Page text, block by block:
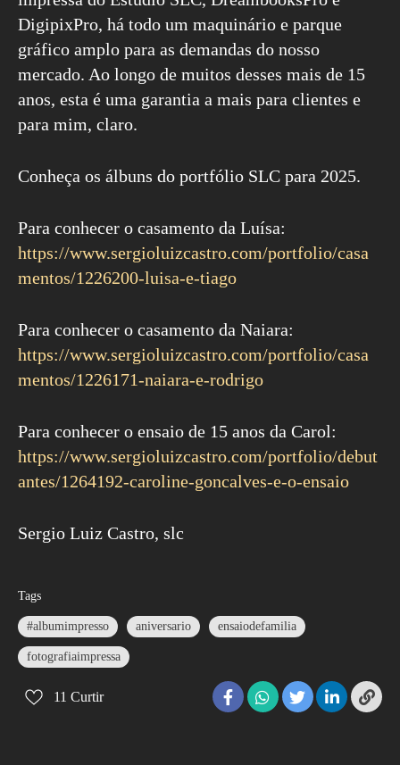
DigipixPro, há todo um maquinário e parque
gráfico amplo para as demandas do nosso
mercado. Ao longo de muitos desses mais de 15
anos, esta é uma garantia a mais para clientes e
para mim, claro.
Conheça os álbuns do portfólio SLC para 2025.
Para conhecer o casamento da Luísa:
https://www.sergioluizcastro.com/portfolio/casa
mentos/1226200-luisa-e-tiago
Para conhecer o casamento da Naiara:
https://www.sergioluizcastro.com/portfolio/casa
mentos/1226171-naiara-e-rodrigo
Para conhecer o ensaio de 15 anos da Carol:
https://www.sergioluizcastro.com/portfolio/debut
antes/1264192-caroline-goncalves-e-o-ensaio
Sergio Luiz Castro, slc
Tags
#albumimpresso aniversario ensaiodefamilia
fotografiaimpressa
11 Curtir